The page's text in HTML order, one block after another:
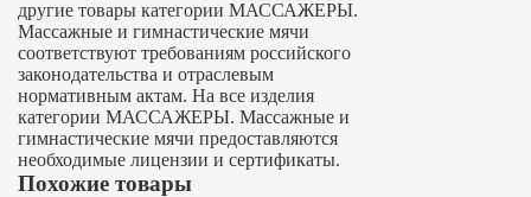
другие товары категории МАССАЖЕРЫ.
Массажные и гимнастические мячи
соответствуют требованиям российского
законодательства и отраслевым
нормативным актам. На все изделия
категории МАССАЖЕРЫ. Массажные и
гимнастические мячи предоставляются
необходимые лицензии и сертификаты.
Похожие товары